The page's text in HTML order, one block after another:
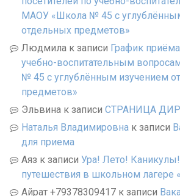
МАОУ «Школа № 45 с
отдельных предметов»
Людмила к записи График
учебно-воспитательным
№ 45 с углублённым изучением
предметов»
Эльвина к записи СТРАНИЦА
Наталья Владимировна к записи
для приема
Аяз к записи Ура! Лето!
путешествия в школьном лагере
Айрат +79378309417 к записи